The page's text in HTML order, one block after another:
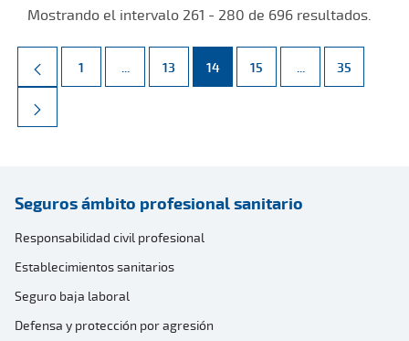
Mostrando el intervalo 261 - 280 de 696 resultados.
Página
1 ... Páginas intermedias Use TAB para desplazarse.
Página
13 Página
14 Página
15 ... Páginas
Página
35
Seguros ámbito profesional sanitario
Responsabilidad civil profesional
Establecimientos sanitarios
Seguro baja laboral
Defensa y protección por agresión